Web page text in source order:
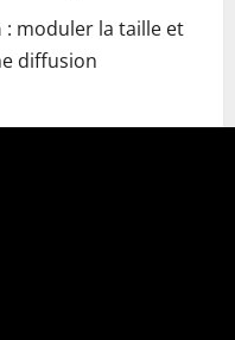
: moduler la taille et
diffusion